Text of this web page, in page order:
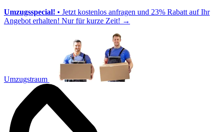
Umzugsspecial! • Jetzt kostenlos anfragen und 23% Rabatt auf Ihr
Angebot erhalten! Nur für kurze Zeit! →
Umzugstraum